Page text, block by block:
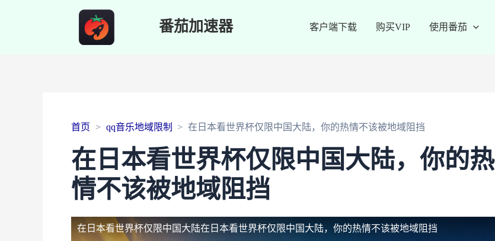
番茄加速器 客户端下载 购买VIP 使用番茄
首页 qq音乐地域限制 在日本看世界杯仅限中国大陆，你的热情不该被地域阻挡
在日本看世界杯仅限中国大陆，你的热
情不该被地域阻挡
在日本看世界杯仅限中国大陆在日本看世界杯仅限中国大陆，你的热情不该被地域阻挡